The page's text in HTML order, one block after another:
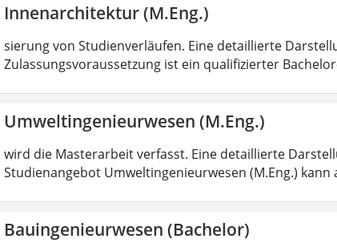
Innenarchitektur (M.Eng.)
sierung von Studienverläufen. Eine detaillierte
Zulassungsvoraussetzung ist ein qualifizierter
Umweltingenieurwesen (M.Eng.)
wird die Masterarbeit verfasst. Eine detaillierte
Studienangebot Umweltingenieurwesen (M.Eng.)
Bauingenieurwesen (Bachelor)